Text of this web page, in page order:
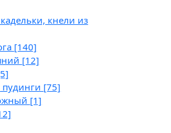
кнели из
[140]
[12]
пудинги [75]
[1]